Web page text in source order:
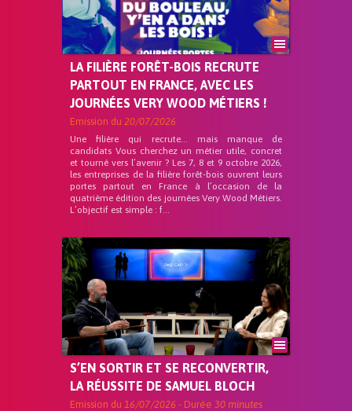
LA FILIÈRE FORÊT-BOIS RECRUTE
PARTOUT EN FRANCE, AVEC LES
JOURNÉES VERY WOOD MÉTIERS !
Emission du 20/07/2026
Une filière qui recrute… mais manque de
candidats Vous cherchez un métier utile, concret
et tourné vers l’avenir ? Les 7, 8 et 9 octobre 2026,
les entreprises de la filière forêt-bois ouvrent leurs
portes partout en France à l’occasion de la
quatrième édition des journées Very Wood Métiers.
L’objectif est simple : f...
S’EN SORTIR ET SE RECONVERTIR,
LA RÉUSSITE DE SAMUEL BLOCH
Emission du 16/07/2026 - Durée 30 minutes